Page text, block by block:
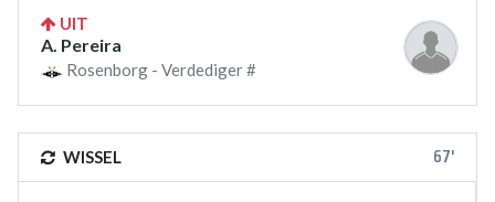
UIT
A. Pereira
Rosenborg - Verdediger #
WISSEL 67'